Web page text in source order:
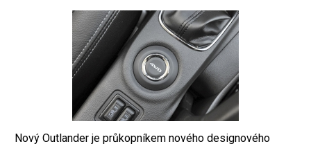
Nový Outlander je průkopníkem nového designového